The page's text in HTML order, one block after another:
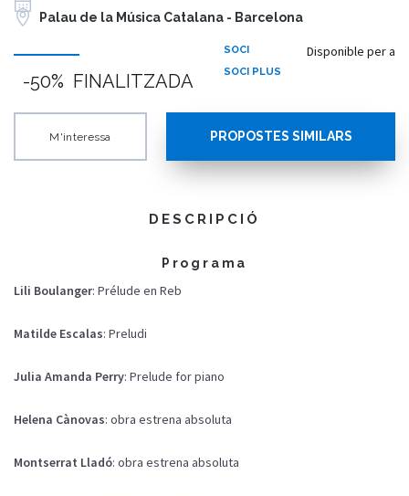
Palau de la Música Catalana - Barcelona
-50% FINALITZADA
Disponible per a
SOCI
SOCI PLUS
M'interessa PROPOSTES SIMILARS
DESCRIPCIÓ
Programa
Lili Boulanger: Prélude en Reb
Matilde Escalas: Preludi
Julia Amanda Perry: Prelude for piano
Helena Cànovas: obra estrena absoluta
Montserrat Lladó: obra estrena absoluta